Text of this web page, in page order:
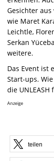
Gesichter
wie Maret
Leichtle,
Serkan Yüceba
weitere.
Das Event ist
Start-ups.
die
Anzeige
teilen